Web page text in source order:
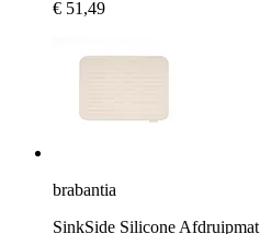
€ 51,49
brabantia
SinkSide Silicone Afdruipmat